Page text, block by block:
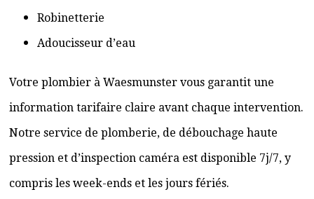
Robinetterie
Adoucisseur d’eau
Votre plombier à Waesmunster vous garantit une
information tarifaire claire avant chaque intervention.
Notre service de plomberie, de débouchage haute
pression et d’inspection caméra est disponible 7j/7, y
compris les week-ends et les jours fériés.